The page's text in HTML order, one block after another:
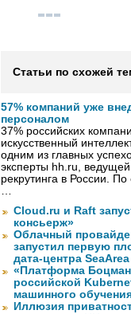
Статьи по схожей
57% компаний уже
персоналом
37% российских
искусственный
одним из главных
эксперты hh.ru,
рекрутинга в России.
…
Cloud.ru и Raft
консьерж»
Облачный
запустил первую
дата-центра
«Платформа
российской
машинного
Иллюзия